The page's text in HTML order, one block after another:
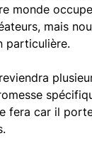
monde
mais
particulière.
fera car il